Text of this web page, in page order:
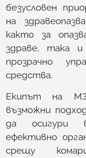
безусловен
на
както за
здраве, така и
прозрачно
средства.
Екипът на МЗ
възможни
да осигури
ефективно
срещу